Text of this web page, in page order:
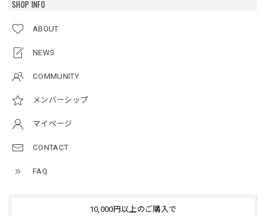
SHOP INFO
ABOUT
NEWS
COMMUNITY
メンバーシップ
マイページ
CONTACT
FAQ
10,000円以上のご購入で